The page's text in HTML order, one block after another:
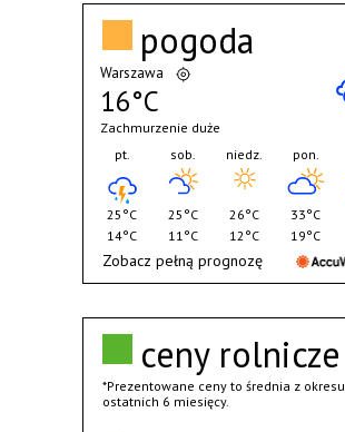
ceny rolnicze
*Prezentowane ceny to średnia z okresu
ostatnich 6 miesięcy.
pogoda
Warszawa
16°C
Zachmurzenie duże
pt.
25°C
14°C
sob.
25°C
11°C
niedz.
26°C
12°C
pon.
33°C
19°C
Zobacz pełną prognozę